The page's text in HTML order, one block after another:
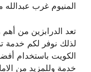
المنيوم غرب عبدالله
تعد الدرابزين من أهم
لذلك نوفر لكم خدمة
الكويت باستخدام
خدمة وللمزيد من